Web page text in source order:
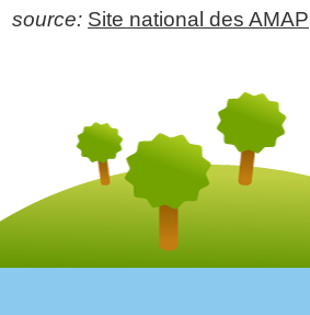
source: Site national des AMAP